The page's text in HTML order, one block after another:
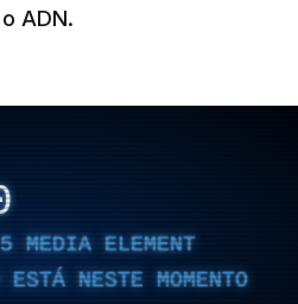
ADN.
MEDIA ELEMENT
ESTÁ NESTE MOMENTO